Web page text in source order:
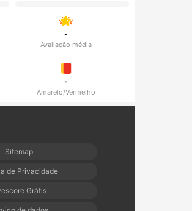
-
Avaliação média
-
Amarelo/Vermelho
Sitemap
de Privacidade
Grátis